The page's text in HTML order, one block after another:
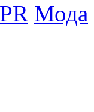
Мода